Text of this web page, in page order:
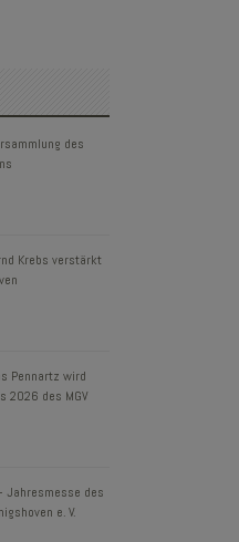
des
Krebs verstärkt
Pennartz wird
2026 des MGV
Jahresmesse des
e. V.